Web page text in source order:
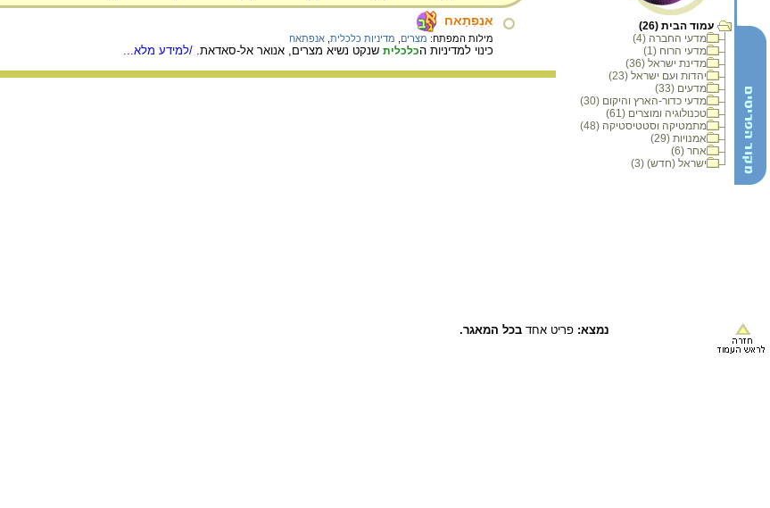
עמוד הבית (26)
מדעי החברה (4)
מדעי הרוח (1)
מדינת ישראל (36)
יהדות ועם ישראל (23)
מדעים (33)
מדעי כדור-הארץ והיקום (30)
טכנולוגיה ומוצרים (61)
מתמטיקה וסטטיסטיקה (48)
אמנויות (29)
אחר (6)
ישראל (חדש) (3)
אִנְפִתַאח
מילות המפתח: מצרים מדיניות כלכלית אנפתאח
כינוי למדיניות הכלכלית שנקט נשיא מצרים, אנואר אל-סאדאת. /למידע מלא...
נמצא: פריט אחד בכל המאגר.